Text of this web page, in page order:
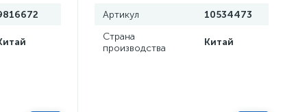
Артикул
10534473
Страна
производства
Китай